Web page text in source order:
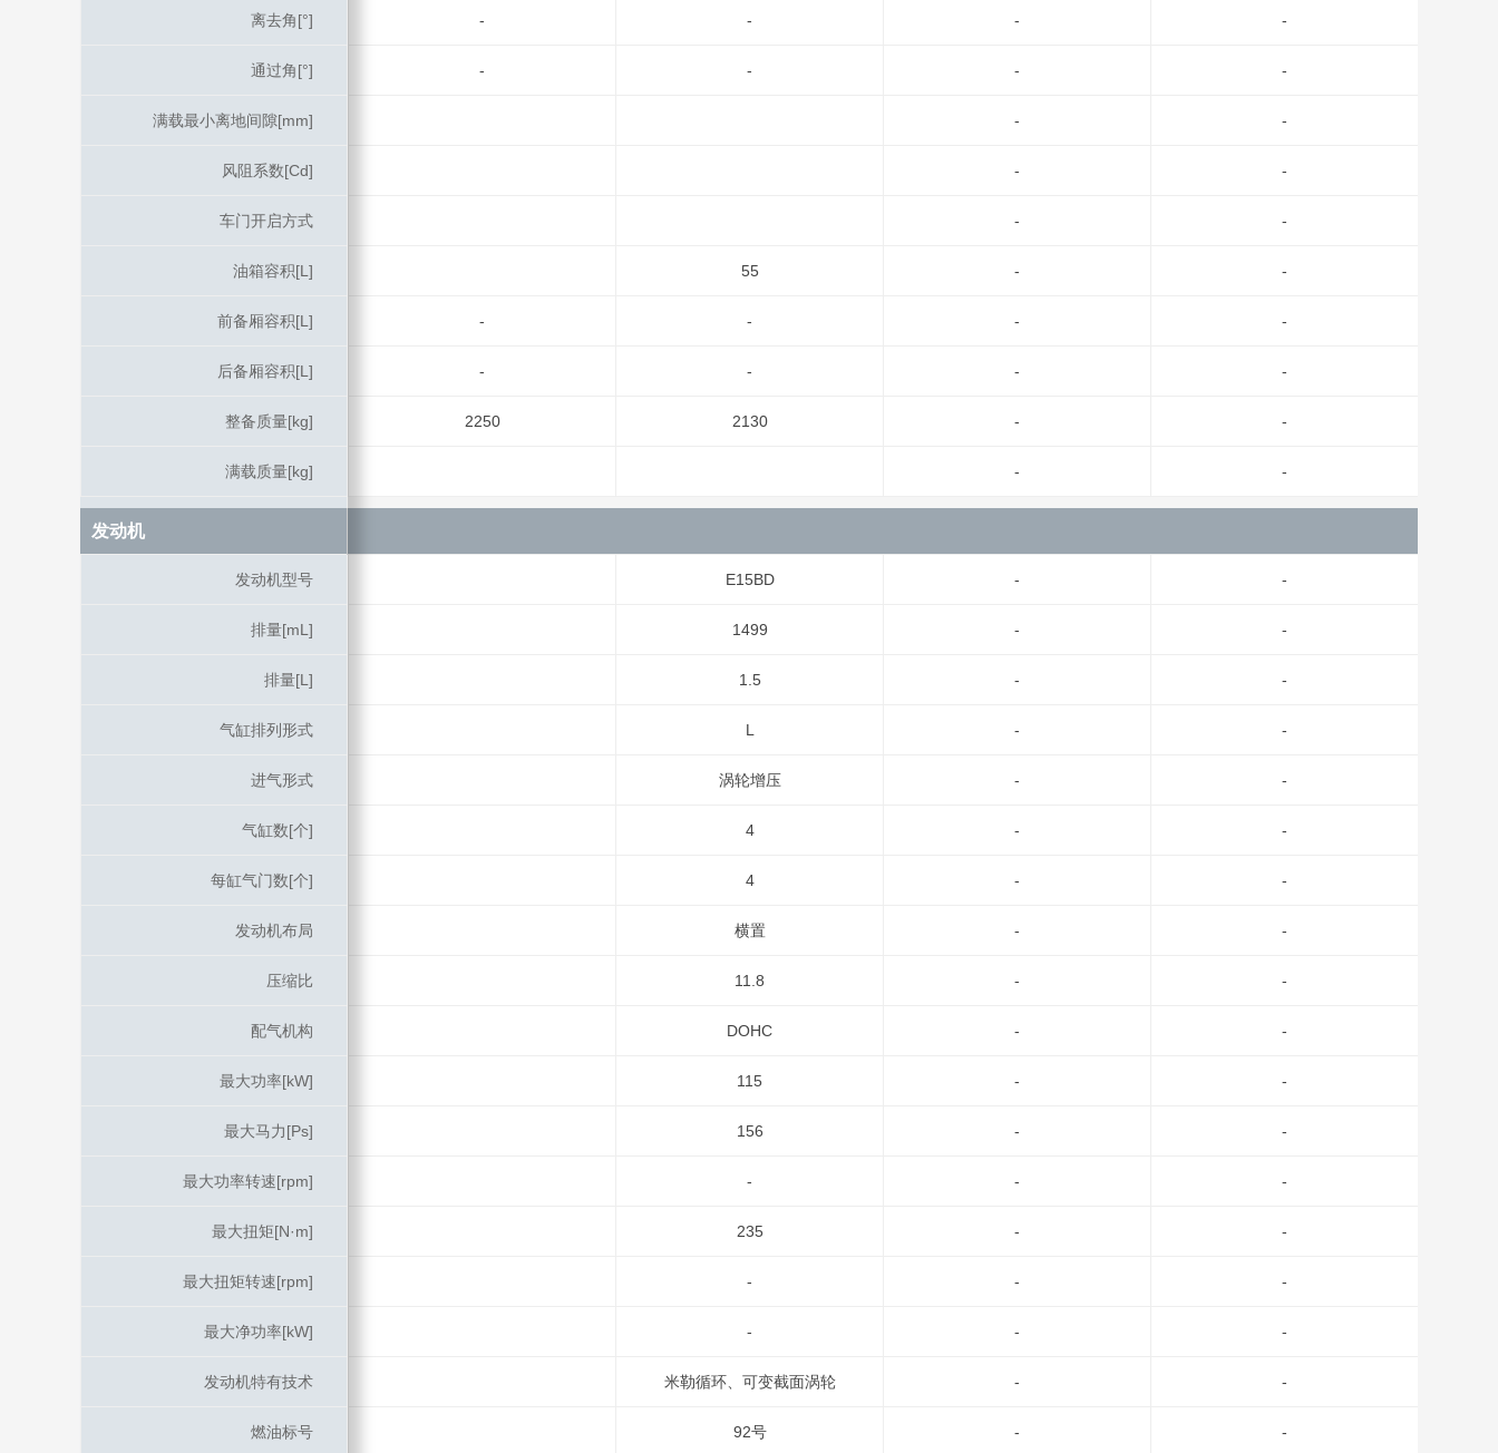
离去角[°] - - - -
通过角[°] - - - -
满载最小离地间隙[mm] - -
风阻系数[Cd] - -
车门开启方式 - -
油箱容积[L] 55 - -
前备厢容积[L] - - - -
后备厢容积[L] - - - -
整备质量[kg] 2250 2130 - -
满载质量[kg] - -
发动机
发动机型号 E15BD - -
排量[mL] 1499 - -
排量[L] 1.5 - -
气缸排列形式 L - -
进气形式 涡轮增压 - -
气缸数[个] 4 - -
每缸气门数[个] 4 - -
发动机布局 横置 - -
压缩比 11.8 - -
配气机构 DOHC - -
最大功率[kW] 115 - -
最大马力[Ps] 156 - -
最大功率转速[rpm] - - -
最大扭矩[N·m] 235 - -
最大扭矩转速[rpm] - - -
最大净功率[kW] - - -
发动机特有技术 米勒循环、可变截面涡轮 - -
燃油标号 92号 - -
离去角[°]
通过角[°]
满载最小离地间隙[mm]
风阻系数[Cd]
车门开启方式
油箱容积[L]
前备厢容积[L]
后备厢容积[L]
整备质量[kg]
满载质量[kg]
发动机
发动机型号
排量[mL]
排量[L]
气缸排列形式
进气形式
气缸数[个]
每缸气门数[个]
发动机布局
压缩比
配气机构
最大功率[kW]
最大马力[Ps]
最大功率转速[rpm]
最大扭矩[N·m]
最大扭矩转速[rpm]
最大净功率[kW]
发动机特有技术
燃油标号